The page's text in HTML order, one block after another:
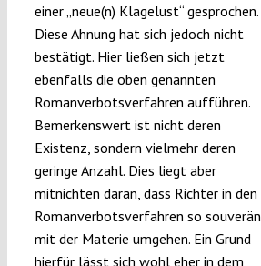
einer „neue(n) Klagelust“ gesprochen.
Diese Ahnung hat sich jedoch nicht
bestätigt. Hier ließen sich jetzt
ebenfalls die oben genannten
Romanverbotsverfahren aufführen.
Bemerkenswert ist nicht deren
Existenz, sondern vielmehr deren
geringe Anzahl. Dies liegt aber
mitnichten daran, dass Richter in den
Romanverbotsverfahren so souverän
mit der Materie umgehen. Ein Grund
hierfür lässt sich wohl eher in dem